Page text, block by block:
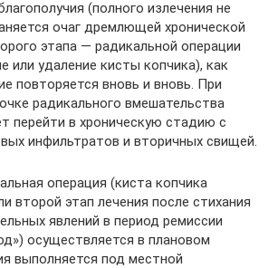
(полного излечения не
очаг дремлющей хронической
этапа — радикальной операции
или удаление кисты копчика), как
повторяется вновь и вновь. При
радикального вмешательства
перейти в хроническую стадию с
инфильтратов и вторичных свищей.
операция (киста копчика
второй этап лечения после стихания
явлений в период ремиссии
осуществляется в плановом
выполняется под местной